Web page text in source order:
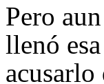
Pero
llenó